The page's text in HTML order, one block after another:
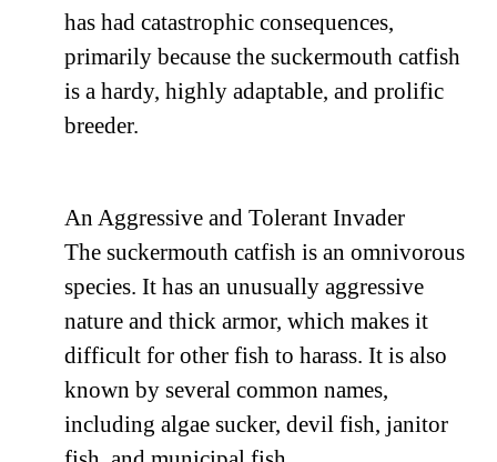
has had catastrophic consequences,
primarily because the suckermouth catfish
is a hardy, highly adaptable, and prolific
breeder.
An Aggressive and Tolerant Invader
The suckermouth catfish is an omnivorous
species. It has an unusually aggressive
nature and thick armor, which makes it
difficult for other fish to harass. It is also
known by several common names,
including algae sucker, devil fish, janitor